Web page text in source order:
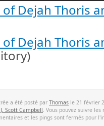
Dejah Thoris
Dejah Thoris
a été posté par Thomas le 21 février
J. Scott Campbell. Vous pouvez suivre
et les pings sont fermés pour